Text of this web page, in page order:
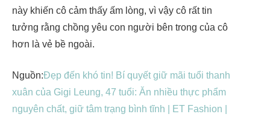
này khiến cô cảm thấy ấm lòng, vì vậy cô rất tin
tưởng rằng chồng yêu con người bên trong của cô
hơn là vẻ bề ngoài.
Nguồn:Đẹp đến khó tin! Bí quyết giữ mãi tuổi thanh
xuân của Gigi Leung, 47 tuổi: Ăn nhiều thực phẩm
nguyên chất, giữ tâm trạng bình tĩnh | ET Fashion |